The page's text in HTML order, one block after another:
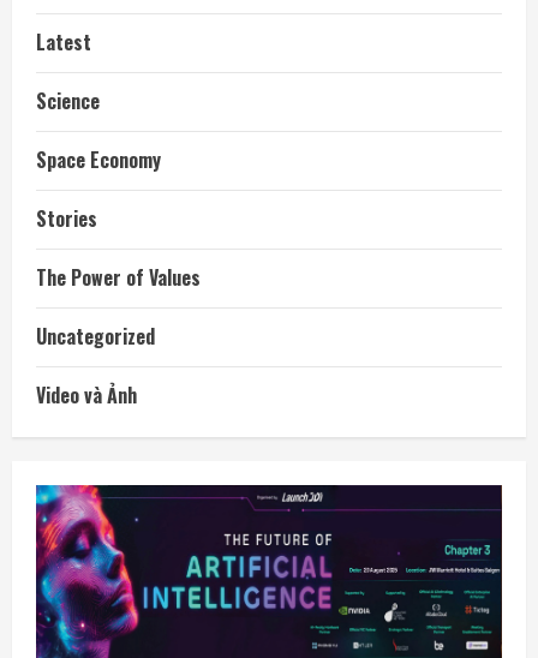
Latest
Science
Space Economy
Stories
The Power of Values
Uncategorized
Video và Ảnh